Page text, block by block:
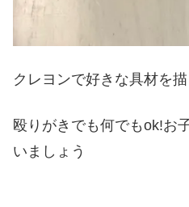
クレヨンで好きな具材を描
殴りがきでも何でもok!お
いましょう